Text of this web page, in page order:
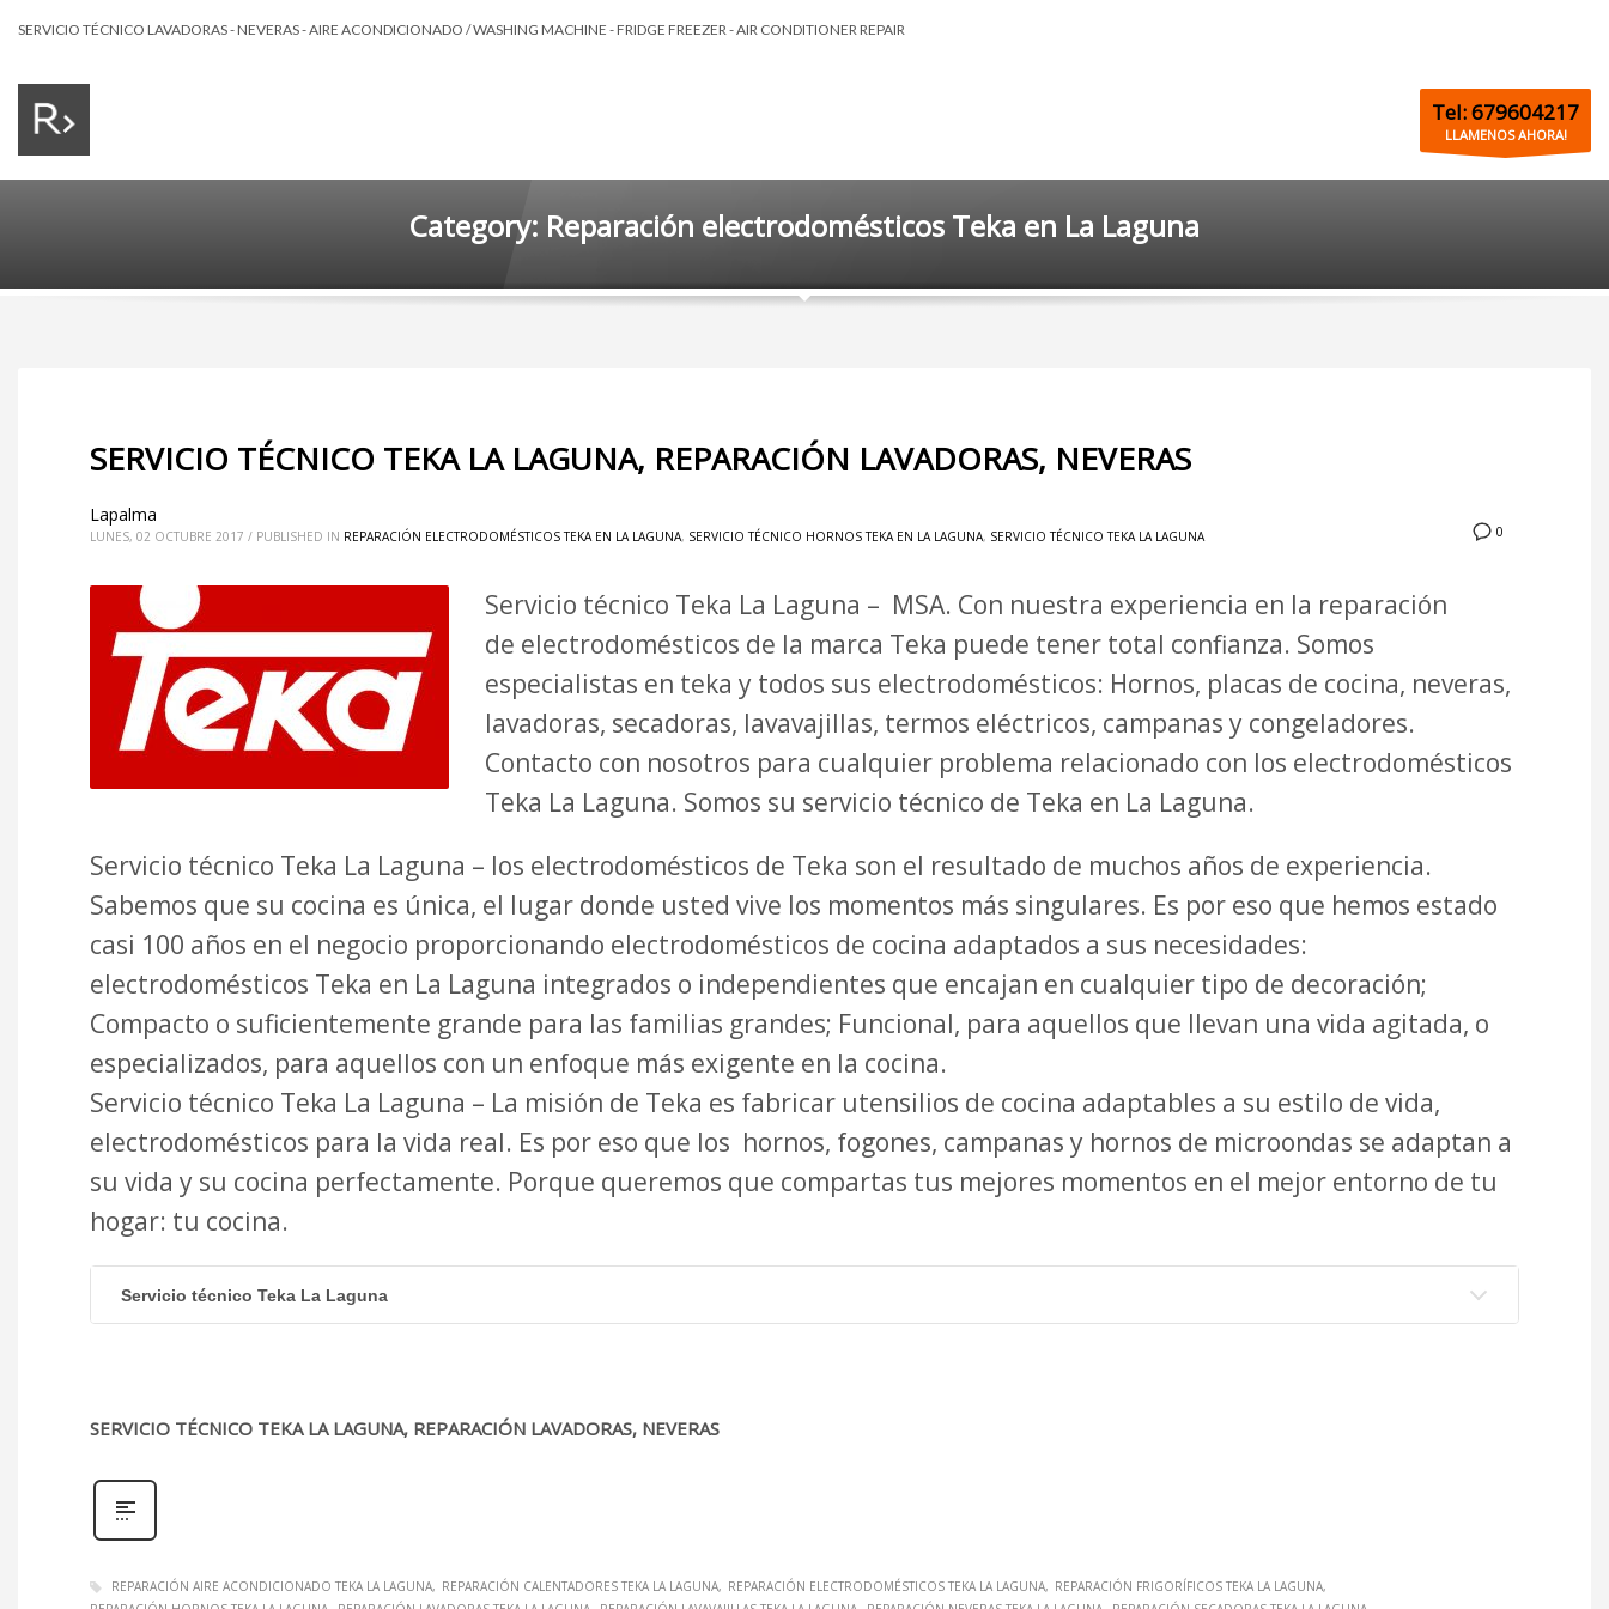
SERVICIO TÉCNICO LAVADORAS - NEVERAS - AIRE ACONDICIONADO / WASHING MACHINE - FRIDGE FREEZER - AIR CONDITIONER REPAIR
Tel: 679604217
LLAMENOS AHORA!
Category: Reparación electrodomésticos Teka en La Laguna
SERVICIO TÉCNICO TEKA LA LAGUNA, REPARACIÓN LAVADORAS, NEVERAS
0
Lapalma
LUNES, 02 OCTUBRE 2017 / PUBLISHED IN REPARACIÓN ELECTRODOMÉSTICOS TEKA EN LA LAGUNA, SERVICIO TÉCNICO HORNOS TEKA EN LA LAGUNA, SERVICIO TÉCNICO TEKA LA LAGUNA
Servicio técnico Teka La Laguna – MSA. Con nuestra experiencia en la reparación
de electrodomésticos de la marca Teka puede tener total confianza. Somos
especialistas en teka y todos sus electrodomésticos: Hornos, placas de cocina, neveras,
lavadoras, secadoras, lavavajillas, termos eléctricos, campanas y congeladores.
Contacto con nosotros para cualquier problema relacionado con los electrodomésticos
Teka La Laguna. Somos su servicio técnico de Teka en La Laguna.
Servicio técnico Teka La Laguna – los electrodomésticos de Teka son el resultado de muchos años de experiencia.
Sabemos que su cocina es única, el lugar donde usted vive los momentos más singulares. Es por eso que hemos estado
casi 100 años en el negocio proporcionando electrodomésticos de cocina adaptados a sus necesidades:
electrodomésticos Teka en La Laguna integrados o independientes que encajan en cualquier tipo de decoración;
Compacto o suficientemente grande para las familias grandes; Funcional, para aquellos que llevan una vida agitada, o
especializados, para aquellos con un enfoque más exigente en la cocina.
Servicio técnico Teka La Laguna – La misión de Teka es fabricar utensilios de cocina adaptables a su estilo de vida,
electrodomésticos para la vida real. Es por eso que los hornos, fogones, campanas y hornos de microondas se adaptan a
su vida y su cocina perfectamente. Porque queremos que compartas tus mejores momentos en el mejor entorno de tu
hogar: tu cocina.
Servicio técnico Teka La Laguna
SERVICIO TÉCNICO TEKA LA LAGUNA, REPARACIÓN LAVADORAS, NEVERAS
REPARACIÓN AIRE ACONDICIONADO TEKA LA LAGUNA REPARACIÓN CALENTADORES TEKA LA LAGUNA REPARACIÓN ELECTRODOMÉSTICOS TEKA LA LAGUNA
REPARACIÓN FRIGORÍFICOS TEKA LA LAGUNA